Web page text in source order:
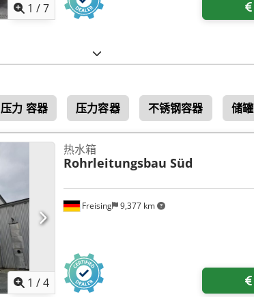
1 /7
压力 容器 压力容器 不锈钢容器 储罐
1 /4
Freising 9,377 km
热水箱
Rohrleitungsbau Süd